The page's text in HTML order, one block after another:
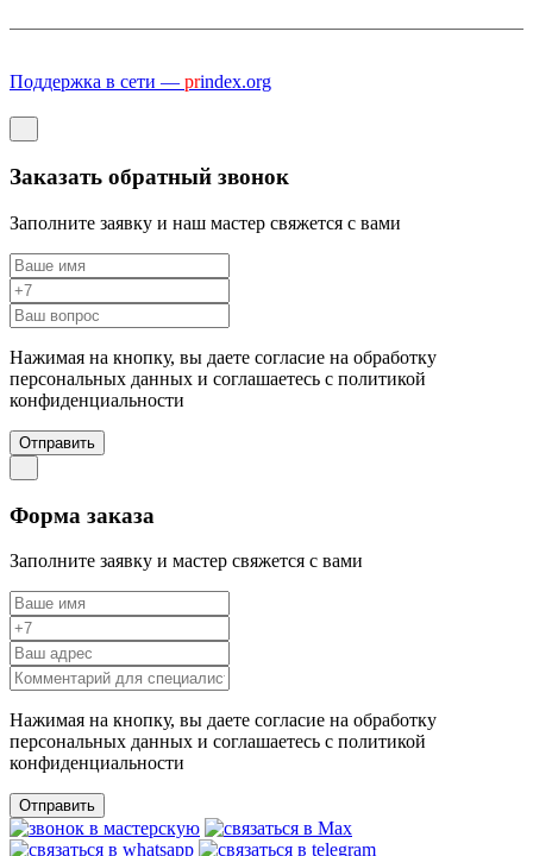
Поддержка в сети — prindex.org
Заказать обратный звонок
Заполните заявку и наш мастер свяжется с вами
Нажимая на кнопку, вы даете согласие на обработку
персональных данных и соглашаетесь c политикой
конфиденциальности
Отправить
Форма заказа
Заполните заявку и мастер свяжется с вами
Нажимая на кнопку, вы даете согласие на обработку
персональных данных и соглашаетесь c политикой
конфиденциальности
Отправить